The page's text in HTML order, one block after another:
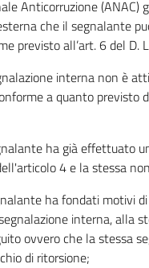
Anticorruzione (ANAC)
che il segnalante
previsto all’art. 6 del D.
interna non è
a quanto previsto
ha già effettuato
4 e la stessa
ha fondati motivi
interna, alla
ovvero che la stessa
di ritorsione;